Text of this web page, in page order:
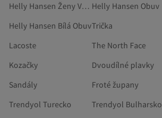
Helly Hansen Ženy Větrovky Helly Hansen Obuv
Helly Hansen Bílá ObuvTrička
Lacoste
The North Face
Kozačky
Dvoudílné plavky
Sandály
Froté župany
Trendyol Turecko
Trendyol Bulharsko